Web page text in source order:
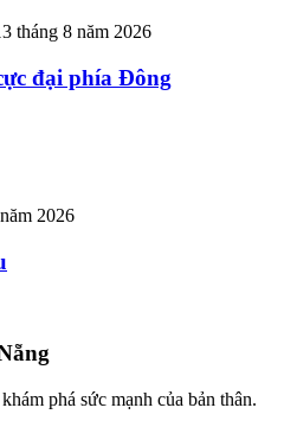
tháng 8 năm 2026
đại phía Đông
2026
phá sức mạnh của bản thân.